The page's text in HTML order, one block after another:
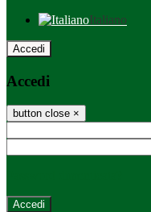
Italiano
Accedi
Accedi
button close ×